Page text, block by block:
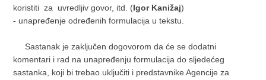
koristiti za uvredljiv govor, itd. (Igor Kanižaj)
- unapređenje određenih formulacija u tekstu.
Sastanak je zaključen dogovorom da će se dodatni
komentari i rad na unapređenju formulacija do sljedećeg
sastanka, koji bi trebao uključiti i predstavnike Agencije za